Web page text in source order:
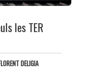
les TER
DELIGIA